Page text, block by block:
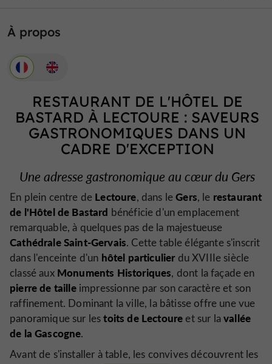
À propos
RESTAURANT DE L'HÔTEL DE
BASTARD À LECTOURE : SAVEURS
GASTRONOMIQUES DANS UN
CADRE D'EXCEPTION
Une adresse gastronomique au cœur du Gers
En plein centre de Lectoure, dans leGers, le restaurant
de l'Hôtel de Bastard bénéficie d'un emplacement
remarquable, à quelques pas de la majestueuse
Cathédrale Saint-Gervais. Cette table élégante s'inscrit
dans l'enceinte d'un hôtel particulierdu XVIIIe siècle
classé aux Monuments Historiques, dont la façade en
pierre de tailleimpressionne par son caractère et son
raffinement. Dominant la ville, la bâtisse offre une vue
panoramique sur lestoits de Lectoureet sur lavallée
de la Gascogne.
Avant de s'installer à table, les convives découvrent les